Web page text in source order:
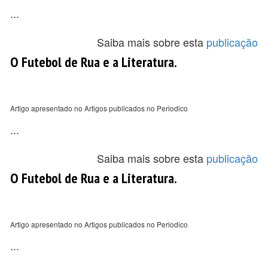
...
Saiba mais sobre esta publicação
O Futebol de Rua e a Literatura.
Artigo apresentado no Artigos publicados no Periodico
...
Saiba mais sobre esta publicação
O Futebol de Rua e a Literatura.
Artigo apresentado no Artigos publicados no Periodico
...